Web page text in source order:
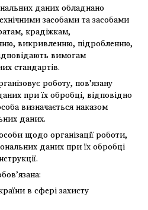
даних обладнано
засобами та засобами
крадіжкам,
викривленню, підробленню,
вимогам
стандартів.
роботу, пов’язану
при їх обробці, відповідно
визначається наказом
даних.
щодо організації роботи,
даних при їх обробці
в сфері захисту